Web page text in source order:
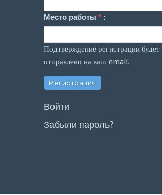
Место работы * :
Подтверждение регистрации будет
отправлено на ваш email.
Войти
Забыли пароль?